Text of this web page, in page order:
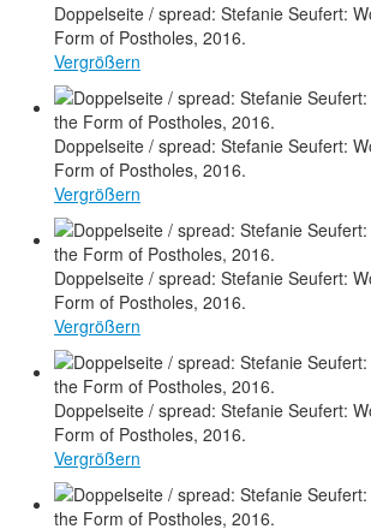
Doppelseite / spread: Stefanie Seufert:
Form of Postholes, 2016.
Vergrößern
Doppelseite / spread: Stefanie Seufert:
Form of Postholes, 2016.
Vergrößern
Doppelseite / spread: Stefanie Seufert:
Form of Postholes, 2016.
Vergrößern
Doppelseite / spread: Stefanie Seufert:
Form of Postholes, 2016.
Vergrößern